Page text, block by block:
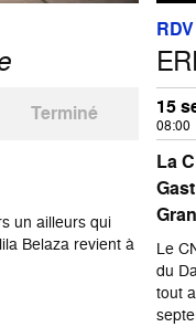
Terminé
un ailleurs qui
Belaza revient à
15
08:00
La
Le
du
tout